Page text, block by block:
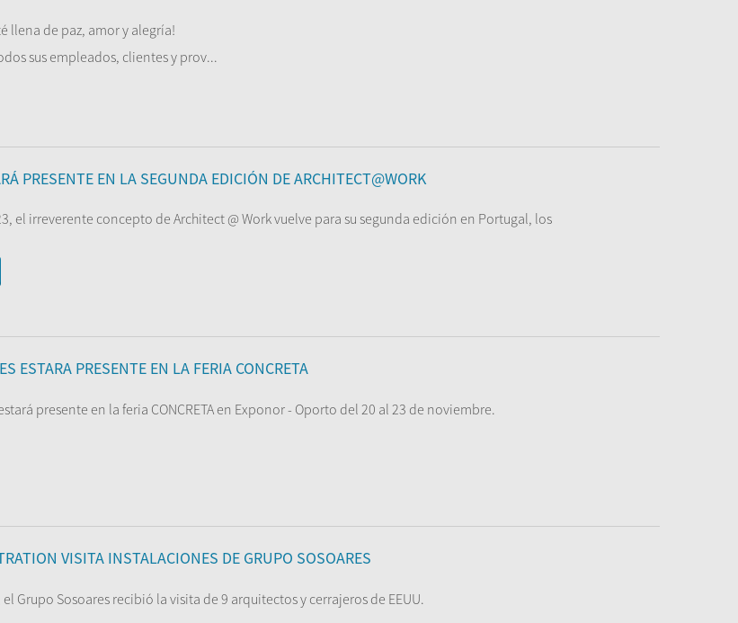
llena de paz, amor y alegría!
sus empleados, clientes y prov...
PRESENTE EN LA SEGUNDA EDICIÓN DE ARCHITECT@WORK
el irreverente concepto de Architect @ Work vuelve para su segunda edición en Portugal, los
ESTARA PRESENTE EN LA FERIA CONCRETA
presente en la feria CONCRETA en Exponor - Oporto del 20 al 23 de noviembre.
VISITA INSTALACIONES DE GRUPO SOSOARES
Grupo Sosoares recibió la visita de 9 arquitectos y cerrajeros de EEUU.